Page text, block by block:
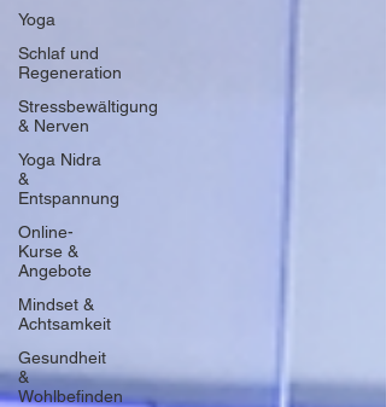
Yoga
Schlaf und
Regeneration
Stressbewältigung
& Nerven
Yoga Nidra
&
Entspannung
Online-
Kurse &
Angebote
Mindset &
Achtsamkeit
Gesundheit
&
Wohlbefinden